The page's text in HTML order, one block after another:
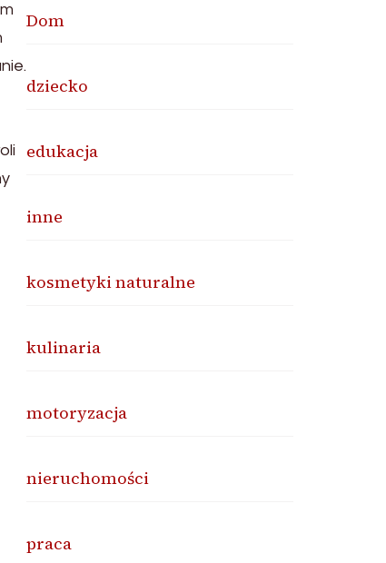
Dom
dziecko
edukacja
inne
kosmetyki naturalne
kulinaria
motoryzacja
nieruchomości
praca